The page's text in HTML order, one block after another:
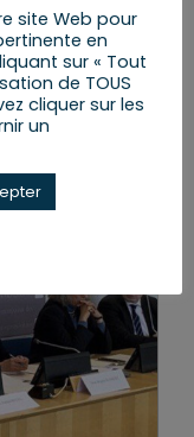
site Web pour
en
sur « Tout
de TOUS
cliquer sur les
un